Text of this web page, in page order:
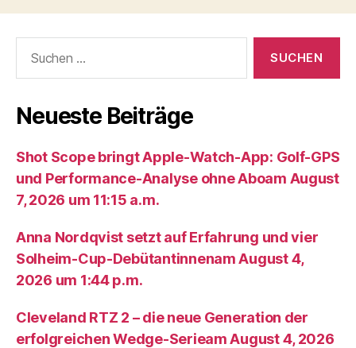
nach:
Neueste Beiträge
Shot Scope bringt Apple-Watch-App: Golf-GPS
und Performance-Analyse ohne Aboam August
7, 2026 um 11:15 a.m.
Anna Nordqvist setzt auf Erfahrung und vier
Solheim-Cup-Debütantinnenam August 4,
2026 um 1:44 p.m.
Cleveland RTZ 2 – die neue Generation der
erfolgreichen Wedge-Serieam August 4, 2026